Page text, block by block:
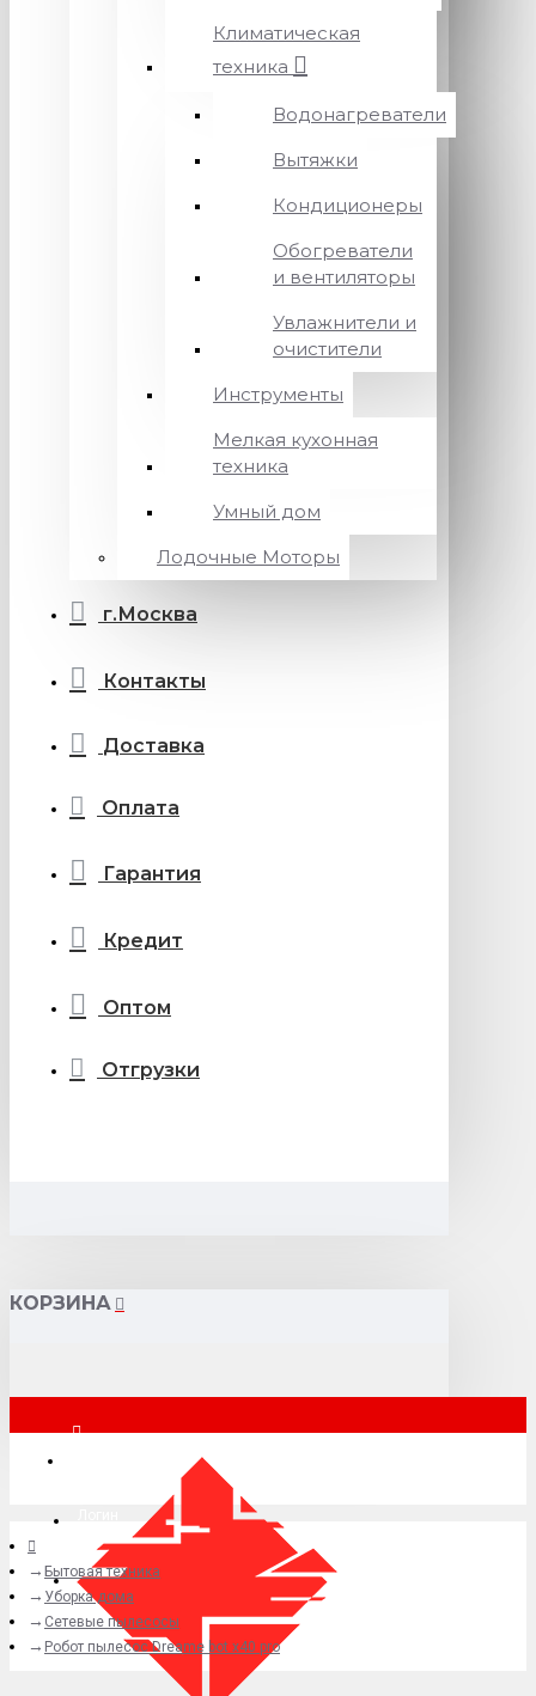
Климатическая
техника
Водонагреватели
Вытяжки
Кондиционеры
Обогреватели
и вентиляторы
Увлажнители и
очистители
Инструменты
Мелкая кухонная
техника
Умный дом
Лодочные Моторы
г.Москва
Контакты
Доставка
Оплата
Гарантия
Кредит
Оптом
Отгрузки
КОРЗИНА
+7 (495) 015-41-41
Бытовая техника
Уборка дома
Сетевые пылесосы
Робот пылесос Dreame bot x40 pro